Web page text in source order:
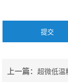
上一篇：超微低温